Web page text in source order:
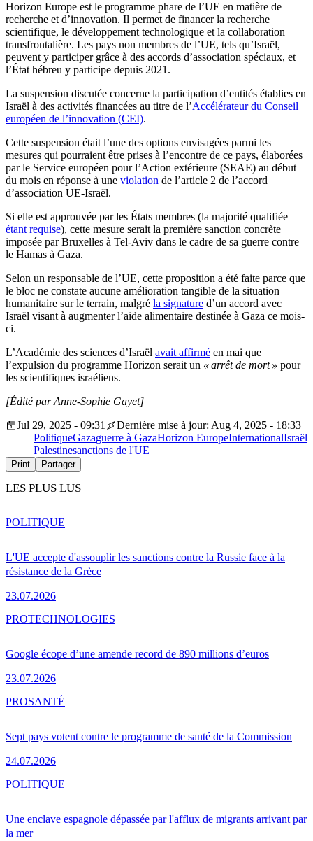
Horizon Europe est le programme phare de l’UE en matière de
recherche et d’innovation. Il permet de financer la recherche
scientifique, le développement technologique et la collaboration
transfrontalière. Les pays non membres de l’UE, tels qu’Israël,
peuvent y participer grâce à des accords d’association spéciaux, et
l’État hébreu y participe depuis 2021.
La suspension discutée concerne la participation d’entités établies en
Israël à des activités financées au titre de l’Accélérateur du Conseil
européen de l’innovation (CEI).
Cette suspension était l’une des options envisagées parmi les
mesures qui pourraient être prises à l’encontre de ce pays, élaborées
par le Service européen pour l’Action extérieure (SEAE) au début
du mois en réponse à une violation de l’article 2 de l’accord
d’association UE-Israël.
Si elle est approuvée par les États membres (la majorité qualifiée
étant requise), cette mesure serait la première sanction concrète
imposée par Bruxelles à Tel-Aviv dans le cadre de sa guerre contre
le Hamas à Gaza.
Selon un responsable de l’UE, cette proposition a été faite parce que
le bloc ne constate aucune amélioration tangible de la situation
humanitaire sur le terrain, malgré la signature d’un accord avec
Israël visant à augmenter l’aide alimentaire destinée à Gaza ce mois-
ci.
L’Académie des sciences d’Israël avait affirmé en mai que
l’expulsion du programme Horizon serait un « arrêt de mort » pour
les scientifiques israéliens.
[Édité par Anne-Sophie Gayet]
Jul 29, 2025 - 09:31
Dernière mise à jour: Aug 4, 2025 - 18:33
PolitiqueGazaguerre à GazaHorizon EuropeInternationalIsraël
Palestinesanctions de l'UE
Print Partager
LES PLUS LUS
L'UE accepte d'assouplir les sanctions contre la Russie face à la
résistance de la Grèce
23.07.2026
POLITIQUE
Google écope d’une amende record de 890 millions d’euros
23.07.2026
PROTECHNOLOGIES
Sept pays votent contre le programme de santé de la Commission
24.07.2026
PROSANTÉ
Une enclave espagnole dépassée par l'afflux de migrants arrivant par
la mer
POLITIQUE